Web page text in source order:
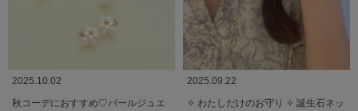
2025.10.02
秋コーデにおすすめ♡パールジュエ
2025.09.22
✧ わたしだけのお守り ✧ 誕生石ネッ